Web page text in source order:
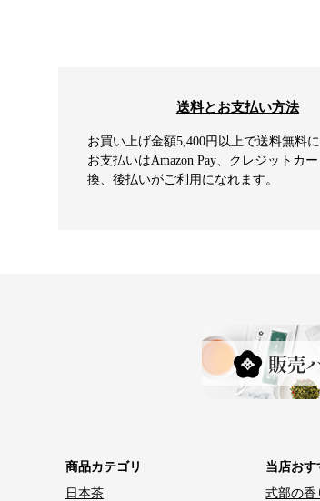
送料とお支払い方法
お買い上げ金額5,400円以上で送料無料に
お支払いはAmazon Pay、クレジットカー
換、後払いがご利用になれます。
商品カテゴリ
日本茶
当店おす
式部の香